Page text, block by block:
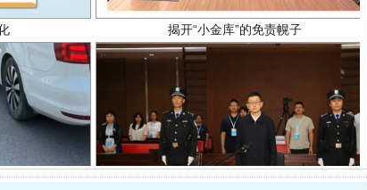
吗 受贿1.44亿！段成刚被判无期